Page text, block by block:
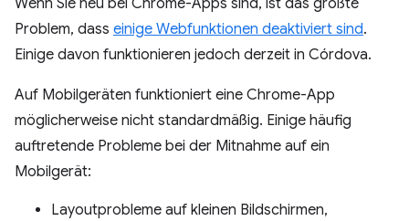
Wenn Sie neu bei Chrome-Apps sind, ist das größte
Problem, dass einige Webfunktionen deaktiviert sind.
Einige davon funktionieren jedoch derzeit in Córdova.
Auf Mobilgeräten funktioniert eine Chrome-App
möglicherweise nicht standardmäßig. Einige häufig
auftretende Probleme bei der Mitnahme auf ein
Mobilgerät:
Layoutprobleme auf kleinen Bildschirmen,